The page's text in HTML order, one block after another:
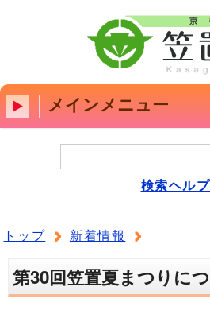
メインメニュー
検索ヘルプ
トップ 新着情報
第30回笠置夏まつりに